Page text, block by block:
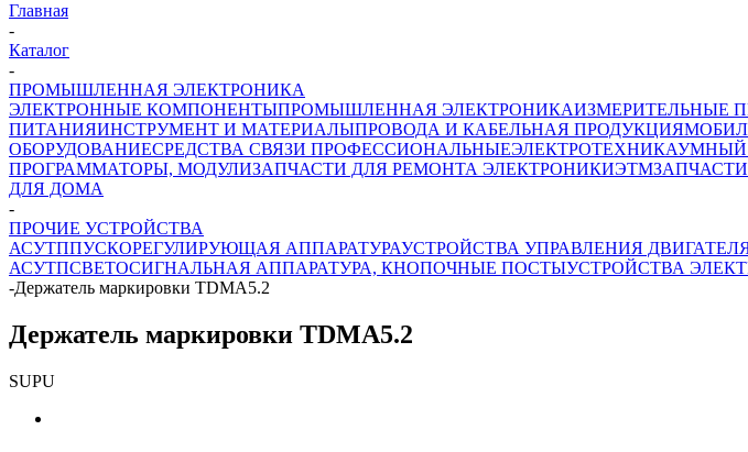
Главная
-
Каталог
-
ПРОМЫШЛЕННАЯ ЭЛЕКТРОНИКА
ЭЛЕКТРОННЫЕ КОМПОНЕНТЫПРОМЫШЛЕННАЯ ЭЛЕКТРОНИКАИЗМЕРИТЕЛЬНЫЕ
ПИТАНИЯИНСТРУМЕНТ И МАТЕРИАЛЫПРОВОДА И КАБЕЛЬНАЯ ПРОДУКЦИЯ
ОБОРУДОВАНИЕСРЕДСТВА СВЯЗИ ПРОФЕССИОНАЛЬНЫЕЭЛЕКТРОТЕХНИКА
ПРОГРАММАТОРЫ, МОДУЛИЗАПЧАСТИ ДЛЯ РЕМОНТА ЭЛЕКТРОНИКИЭТМ
ДЛЯ ДОМА
-
ПРОЧИЕ УСТРОЙСТВА
АСУТППУСКОРЕГУЛИРУЮЩАЯ АППАРАТУРАУСТРОЙСТВА УПРАВЛЕНИЯ
АСУТПСВЕТОСИГНАЛЬНАЯ АППАРАТУРА, КНОПОЧНЫЕ ПОСТЫУСТРОЙСТВА
-Держатель маркировки TDMA5.2
Держатель маркировки TDMA5.2
SUPU